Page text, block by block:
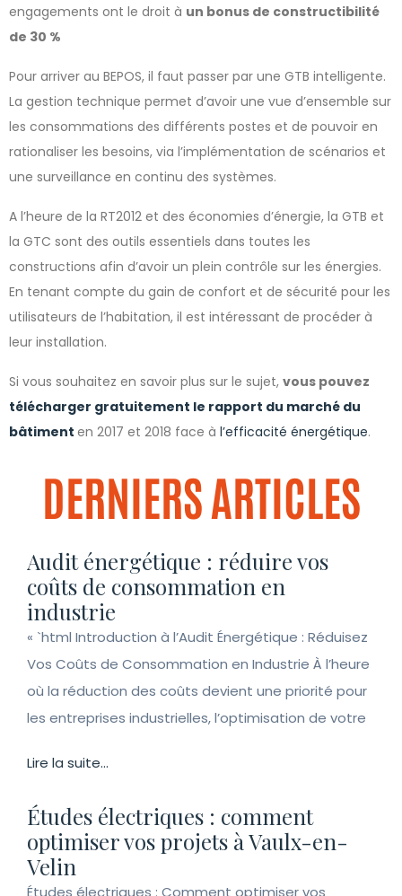
engagements ont le droit à un bonus de constructibilité
de 30 %
Pour arriver au BEPOS, il faut passer par une GTB intelligente.
La gestion technique permet d’avoir une vue d’ensemble sur
les consommations des différents postes et de pouvoir en
rationaliser les besoins, via l’implémentation de scénarios et
une surveillance en continu des systèmes.
A l’heure de la RT2012 et des économies d’énergie, la GTB et
la GTC sont des outils essentiels dans toutes les
constructions afin d’avoir un plein contrôle sur les énergies.
En tenant compte du gain de confort et de sécurité pour les
utilisateurs de l’habitation, il est intéressant de procéder à
leur installation.
Si vous souhaitez en savoir plus sur le sujet, vous pouvez
télécharger gratuitement le rapport du marché du
bâtiment en 2017 et 2018 face à l’efficacité énergétique.
DERNIERS ARTICLES
Audit énergétique : réduire vos
coûts de consommation en
industrie
« `html Introduction à l’Audit Énergétique : Réduisez
Vos Coûts de Consommation en Industrie À l’heure
où la réduction des coûts devient une priorité pour
les entreprises industrielles, l’optimisation de votre
Lire la suite...
Études électriques : comment
optimiser vos projets à Vaulx-en-
Velin
Études électriques : Comment optimiser vos